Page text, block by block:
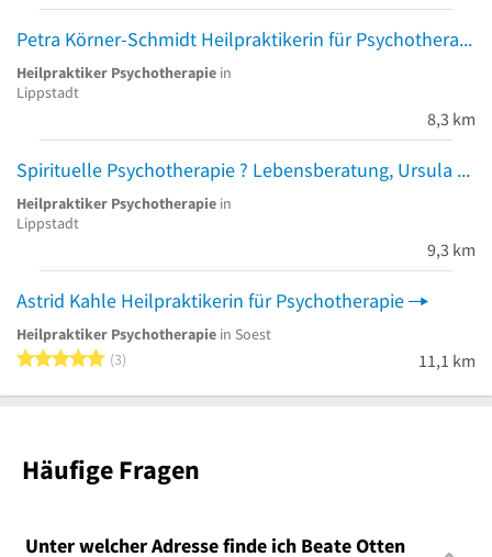
Petra Körner-Schmidt Heilpraktikerin für Psychotherapie
Heilpraktiker Psychotherapie in
Lippstadt
8,3 km
Spirituelle Psychotherapie ? Lebensberatung, Ursula Overmann
Heilpraktiker Psychotherapie in
Lippstadt
9,3 km
Astrid Kahle Heilpraktikerin für Psychotherapie
Heilpraktiker Psychotherapie in Soest
5 von 5 Sternen
3 11,1 km
Häufige Fragen
Unter welcher Adresse finde ich Beate Otten